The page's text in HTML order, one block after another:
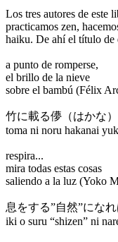
Los tres autores de este
practicamos zen,
haiku. De ahí el título de
a punto de romperse,
el brillo de la nieve
sobre el bambú (Félix
竹に載る儚（はかな
toma ni noru hakanai
respira...
mira todas estas cosas
saliendo a la luz (Yoko
息をする”自然”にな
iki o suru “shizen” ni